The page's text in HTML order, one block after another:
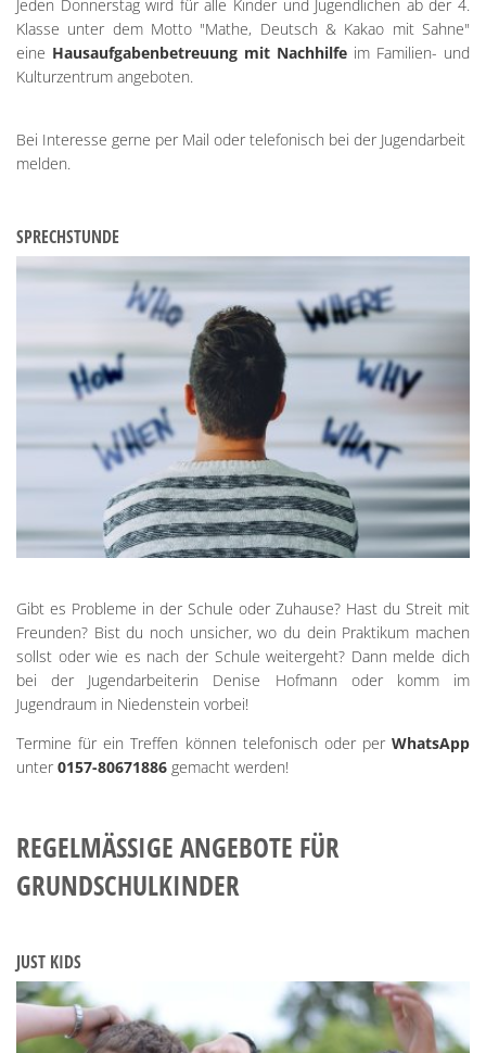
Jeden Donnerstag wird für alle Kinder und Jugendlichen ab der 4.
Klasse unter dem Motto "Mathe, Deutsch & Kakao mit Sahne"
eine Hausaufgabenbetreuung mit Nachhilfe im Familien- und
Kulturzentrum angeboten.
Bei Interesse gerne per Mail oder telefonisch bei der Jugendarbeit
melden.
SPRECHSTUNDE
Gibt es Probleme in der Schule oder Zuhause? Hast du Streit mit
Freunden? Bist du noch unsicher, wo du dein Praktikum machen
sollst oder wie es nach der Schule weitergeht? Dann melde dich
bei der Jugendarbeiterin Denise Hofmann oder komm im
Jugendraum in Niedenstein vorbei!
Termine für ein Treffen können telefonisch oder per WhatsApp
unter0157-80671886 gemacht werden!
REGELMÄSSIGE ANGEBOTE FÜR G
RUNDSCHULKINDER
JUST KIDS